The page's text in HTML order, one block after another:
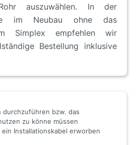
auszuwählen. In der
im Neubau ohne das
Simplex empfehlen wir
Bestellung inklusive
durchzuführen bzw. das
zu könne müssen
Installationskabel erworben